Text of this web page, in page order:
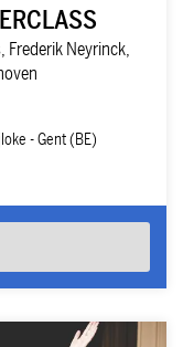
Frederik Neyrinck,
- Gent (BE)